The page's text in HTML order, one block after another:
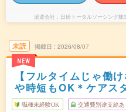
派遣会社 日研トータルソーシング
未読
NEW
掲載日 2026/08/07
【フルタイムじゃ働
や時短もOK＊ケアス
職種未経験OK 交通費別途支給あ